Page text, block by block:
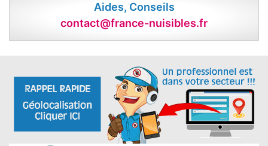
Aides, Conseils
contact@france-nuisibles.fr